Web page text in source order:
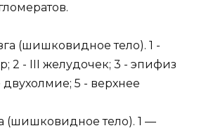
(шишковидное тело). 1 —